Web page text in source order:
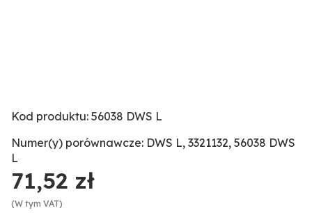
Kod produktu: 56038 DWS L
Numer(y) porównawcze: DWS L, 3321132, 56038 DWS
L
71,52 zł
(W tym VAT)